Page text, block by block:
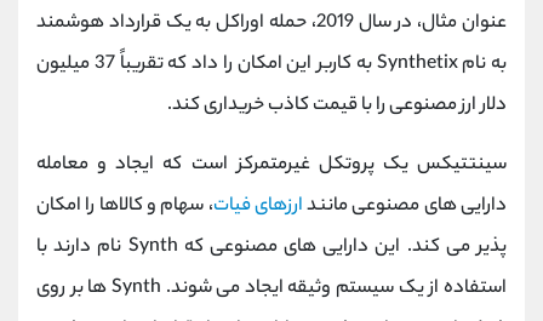
عنوان مثال، در سال 2019، حمله اوراکل به یک قرارداد هوشمند
به نامSynthetix
به کاربر این امکان را داد که تقریباً 37 میلیون
دلار ارز مصنوعی را با قیمت کاذب خریداری کند.
سینتتیکس یک پروتکل غیرمتمرکز است که ایجاد و معامله
دارایی های مصنوعی مانندارزهای فیات، سهام و کالاها را امکان
پذیر می کند. این دارایی های مصنوعی که Synth نام دارند با
استفاده از یک سیستم وثیقه ایجاد می شوند. Synthها بر روی